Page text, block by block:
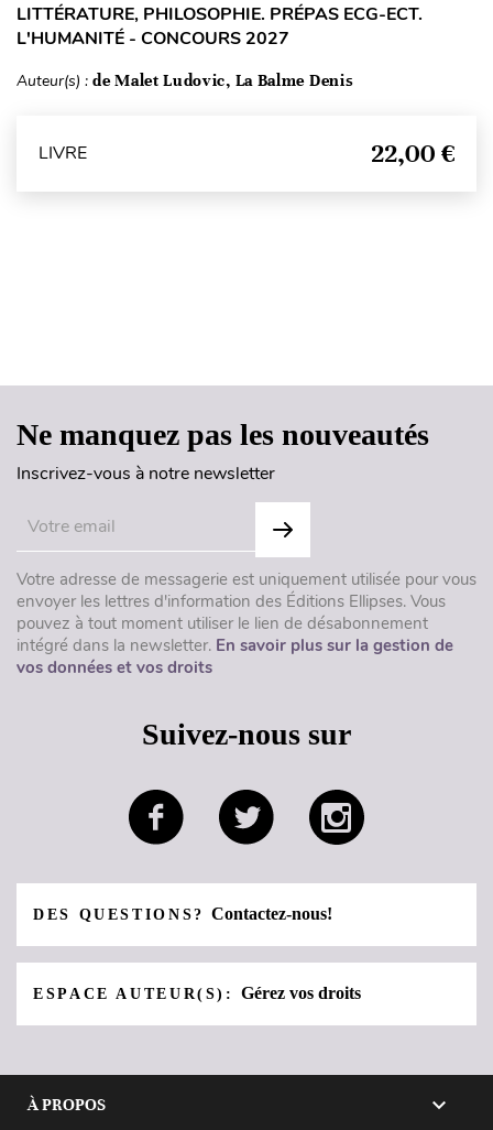
LITTÉRATURE, PHILOSOPHIE. PRÉPAS ECG-ECT.
L'HUMANITÉ - CONCOURS 2027
Auteur(s) : de Malet Ludovic, La Balme Denis
LIVRE 22,00 €
Ne manquez pas les nouveautés
Inscrivez-vous à notre newsletter
Votre adresse de messagerie est uniquement utilisée pour vous
envoyer les lettres d'information des Éditions Ellipses. Vous
pouvez à tout moment utiliser le lien de désabonnement
intégré dans la newsletter. En savoir plus sur la gestion de
vos données et vos droits
Suivez-nous sur
DES QUESTIONS?Contactez-nous!
ESPACE AUTEUR(S):Gérez vos droits
À PROPOS 